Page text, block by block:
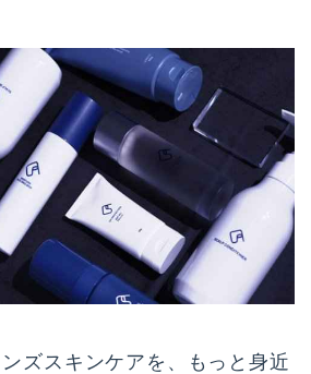
ズスキンケアを、もっと身近